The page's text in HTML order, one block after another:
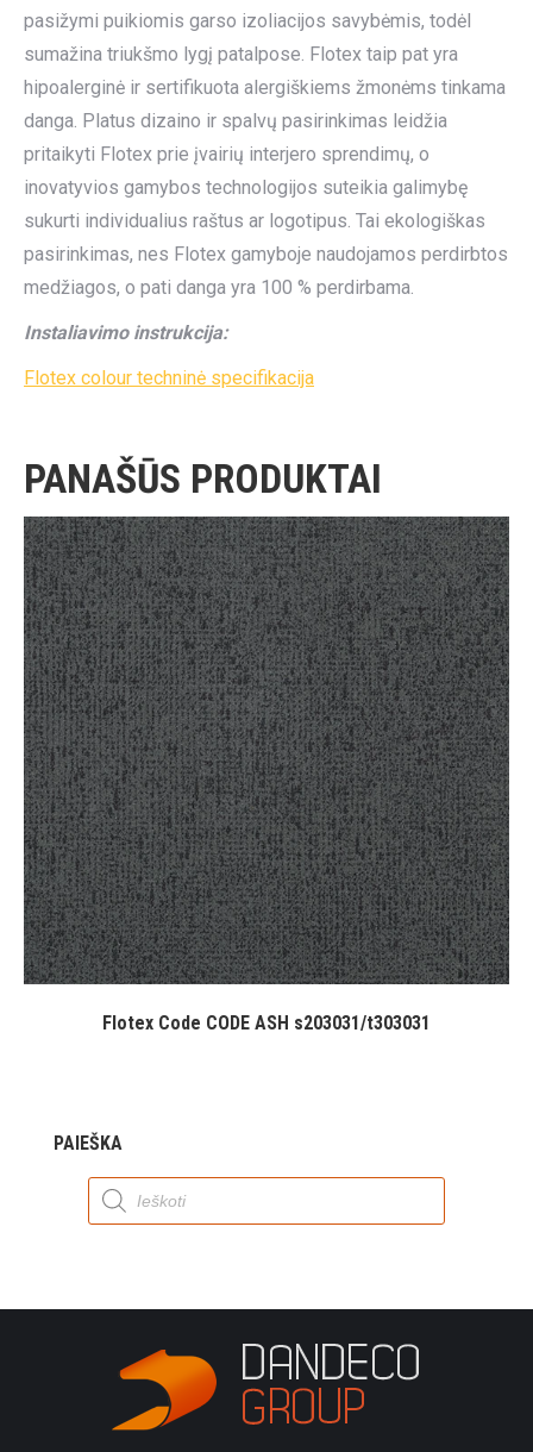
pasižymi puikiomis garso izoliacijos savybėmis, todėl
sumažina triukšmo lygį patalpose. Flotex taip pat yra
hipoalerginė ir sertifikuota alergiškiems žmonėms tinkama
danga. Platus dizaino ir spalvų pasirinkimas leidžia
pritaikyti Flotex prie įvairių interjero sprendimų, o
inovatyvios gamybos technologijos suteikia galimybę
sukurti individualius raštus ar logotipus. Tai ekologiškas
pasirinkimas, nes Flotex gamyboje naudojamos perdirbtos
medžiagos, o pati danga yra 100 % perdirbama.
Instaliavimo instrukcija:
Flotex colour techninė specifikacija
PANAŠŪS PRODUKTAI
Flotex Code CODE ASH s203031/t303031
PAIEŠKA
Products
search